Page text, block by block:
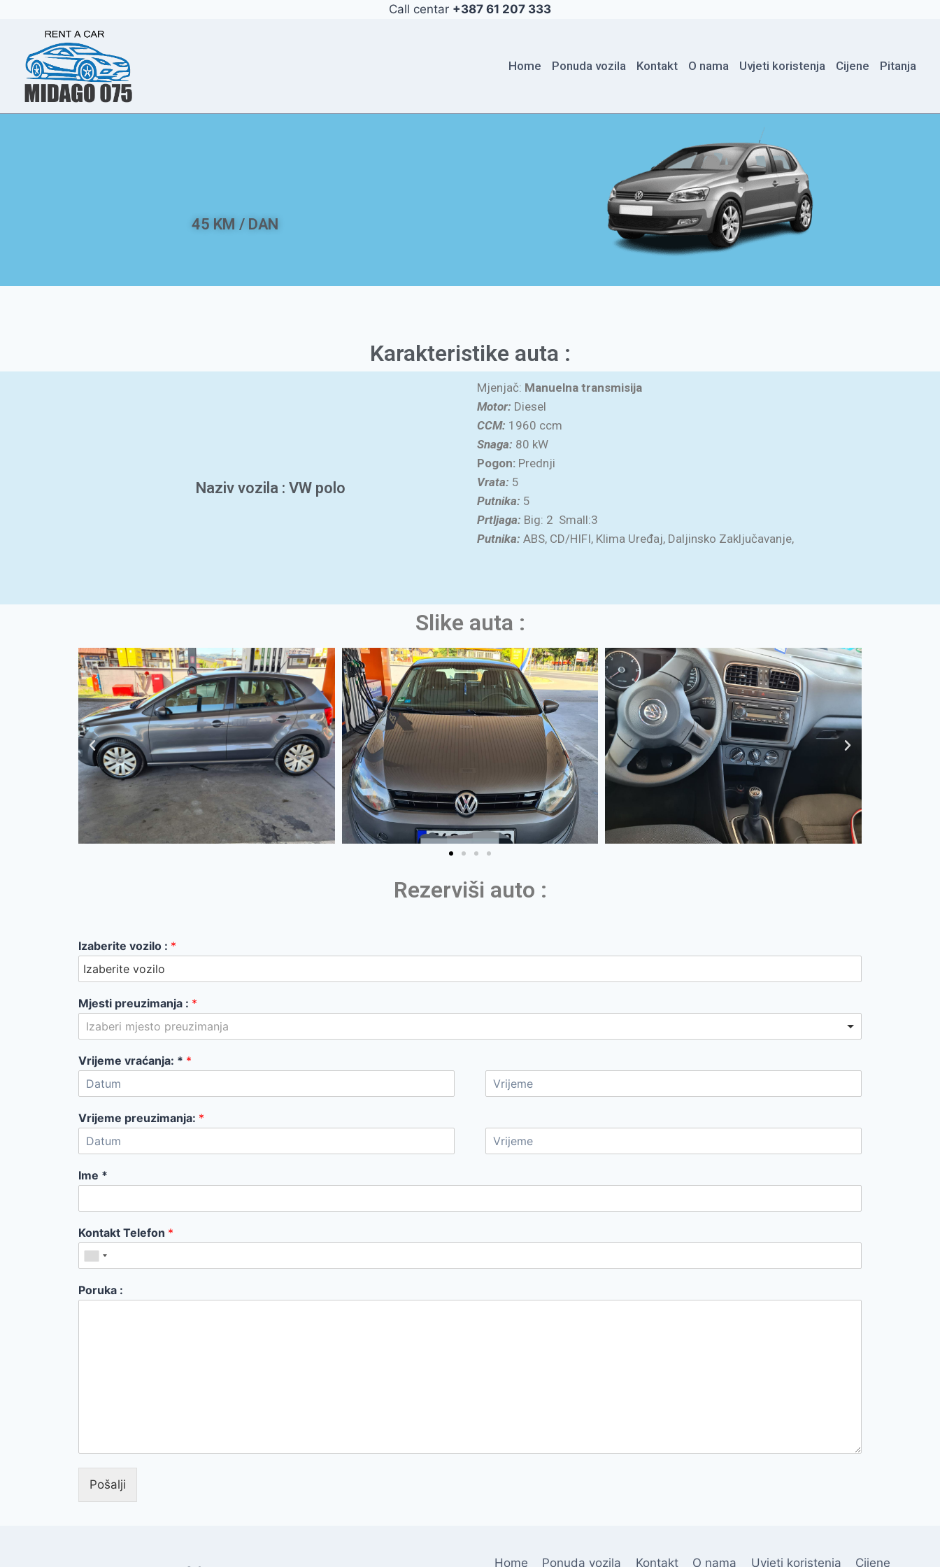
Call centar +387 61 207 333
Home Ponuda vozila Kontakt O nama Uvjeti koristenja Cijene Pitanja
45 KM / DAN
Karakteristike auta :
Naziv vozila : VW polo
Mjenjač: Manuelna transmisija
Motor: Diesel
CCM: 1960 ccm
Snaga: 80 kW
Pogon: Prednji
Vrata: 5
Putnika: 5
Prtljaga: Big: 2 Small:3
Putnika: ABS, CD/HIFI, Klima Uređaj, Daljinsko Zaključavanje,
Slike auta :
Rezerviši auto :
Izaberite vozilo : *
Mjesti preuzimanja : *
Izaberi mjesto preuzimanja
Vrijeme vraćanja: * *
Vrijeme preuzimanja: *
Ime *
Kontakt Telefon *
Poruka :
Pošalji
Home Ponuda vozila Kontakt O nama Uvjeti koristenja Cijene